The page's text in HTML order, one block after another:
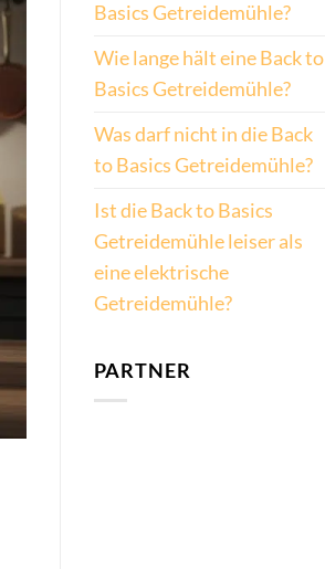
Basics Getreidemühle?
Wie lange hält eine Back to
Basics Getreidemühle?
Was darf nicht in die Back
to Basics Getreidemühle?
Ist die Back to Basics
Getreidemühle leiser als
eine elektrische
Getreidemühle?
PARTNER